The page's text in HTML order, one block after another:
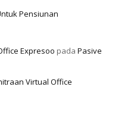
Pensiunan
Expresoo pada Pasive
Virtual Office